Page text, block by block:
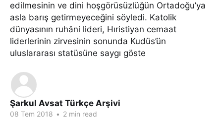
edilmesinin ve dini hoşgörüsüzlüğün Ortadoğu’ya
asla barış getirmeyeceğini söyledi. Katolik
dünyasının ruhâni lideri, Hıristiyan cemaat
liderlerinin zirvesinin sonunda Kudüs’ün
uluslararası statüsüne saygı göste
Şarkul Avsat Türkçe Arşivi
08 Tem 2018 • 2 min read